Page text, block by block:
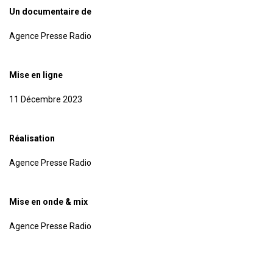
Un documentaire de
Agence Presse Radio
Mise en ligne
11 Décembre 2023
Réalisation
Agence Presse Radio
Mise en onde & mix
Agence Presse Radio